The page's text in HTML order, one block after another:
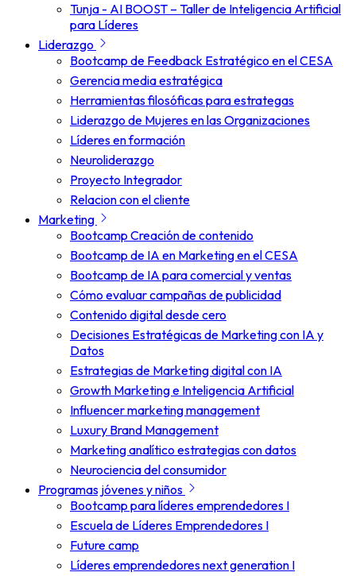
Tunja - AI BOOST – Taller de Inteligencia Artificial
para Líderes
Liderazgo
Bootcamp de Feedback Estratégico en el CESA
Gerencia media estratégica
Herramientas filosóficas para estrategas
Liderazgo de Mujeres en las Organizaciones
Líderes en formación
Neuroliderazgo
Proyecto Integrador
Relacion con el cliente
Marketing
Bootcamp Creación de contenido
Bootcamp de IA en Marketing en el CESA
Bootcamp de IA para comercial y ventas
Cómo evaluar campañas de publicidad
Contenido digital desde cero
Decisiones Estratégicas de Marketing con IA y
Datos
Estrategias de Marketing digital con IA
Growth Marketing e Inteligencia Artificial
Influencer marketing management
Luxury Brand Management
Marketing analítico estrategias con datos
Neurociencia del consumidor
Programas jóvenes y niños
Bootcamp para líderes emprendedores I
Escuela de Líderes Emprendedores I
Future camp
Líderes emprendedores next generation I